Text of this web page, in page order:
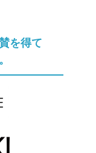
を得て